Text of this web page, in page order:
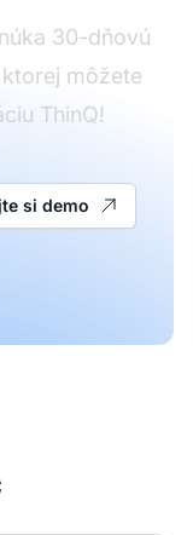
30-dňovú
môžete
ThinQ!
si demo